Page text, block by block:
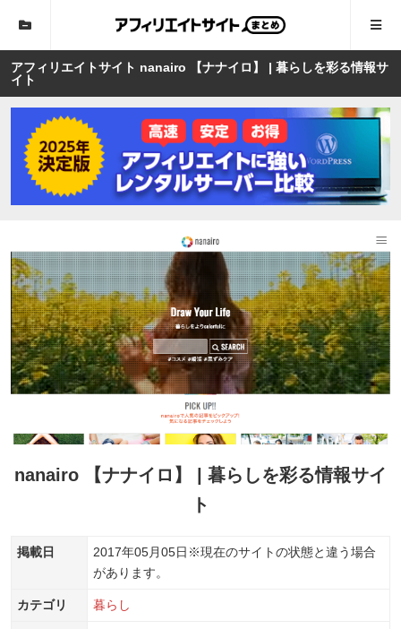
アフィリエイトサイト nanairo 【ナナイロ】 | 暮らしを彩る情報サ
イト
nanairo 【ナナイロ】 | 暮らしを彩る情報サイ
ト
掲載日 2017年05月05日 ※現在のサイトの状態と違う場合
があります。
カテゴリ 暮らし